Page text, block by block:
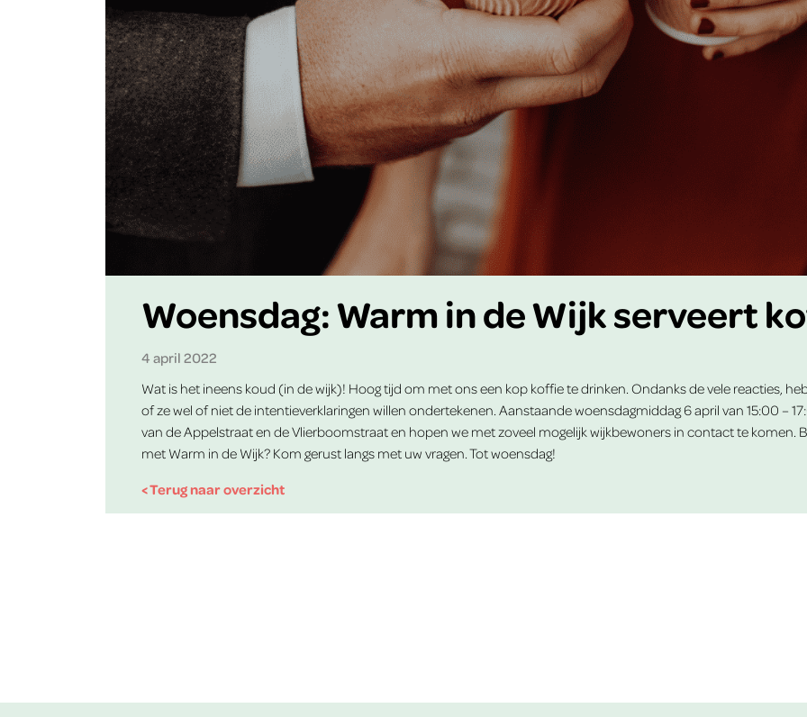
Woensdag: Warm in de Wijk serveert
4 april 2022
Wat is het ineens koud (in de wijk)! Hoog tijd om met ons een kop koffie te drinken. Ondanks de vele reacties,
of ze wel of niet de intentieverklaringen willen ondertekenen. Aanstaande woensdagmiddag 6 april van 15:00 –
van de Appelstraat en de Vlierboomstraat en hopen we met zoveel mogelijk wijkbewoners in contact te komen.
met Warm in de Wijk? Kom gerust langs met uw vragen. Tot woensdag!
< Terug naar overzicht